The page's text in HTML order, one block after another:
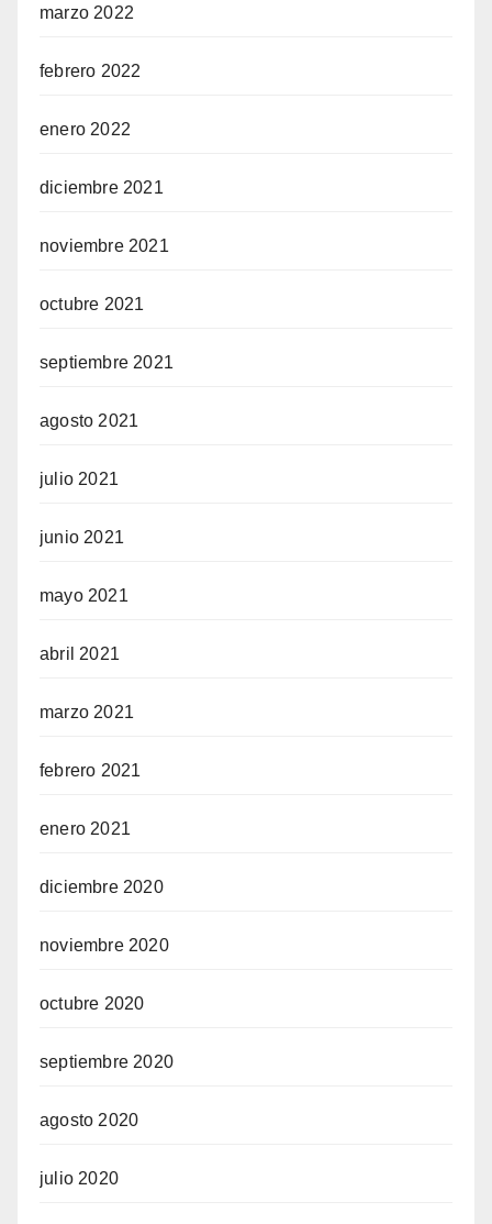
marzo 2022
febrero 2022
enero 2022
diciembre 2021
noviembre 2021
octubre 2021
septiembre 2021
agosto 2021
julio 2021
junio 2021
mayo 2021
abril 2021
marzo 2021
febrero 2021
enero 2021
diciembre 2020
noviembre 2020
octubre 2020
septiembre 2020
agosto 2020
julio 2020